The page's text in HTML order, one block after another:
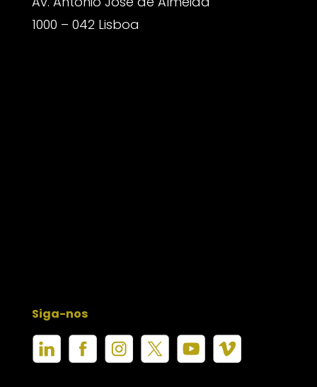
1000 – 042 Lisboa
Siga-nos